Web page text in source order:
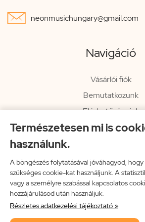
Természetesen mi is
használunk.
A böngészés folytatásával jóváhagyod,
szükséges cookie-kat használjunk. A
vagy a személyre szabással kapcsolatos
hozzájárulásod után használjuk.
Részletes adatkezelési tájékoztató »
 neonmusichungary@gmail.com
Navigáció
Vásárlói fiók
Bemutatkozunk
Elérhetőségeink
Hírlevél
Impresszum
Vissza a főoldalra
Neon Music Hungary